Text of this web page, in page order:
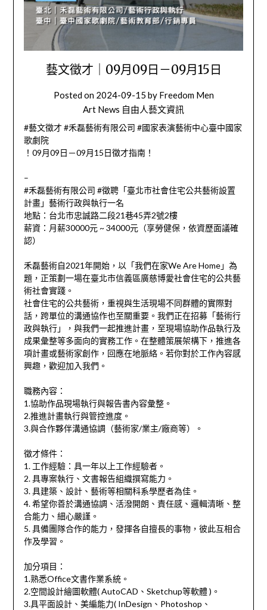
藝文徵才｜09月09日－09月15日
Posted on 2024-09-15 by Freedom Men
Art News 自由人藝文資訊
#藝文徵才 #禾磊藝術有限公司 #國家表演藝術中心臺中國家
歌劇院
！09月09日－09月15日徵才指南！
–
#禾磊藝術有限公司 #徵聘「臺北市社會住宅公共藝術設置
計畫」藝術行政與執行一名
地點：台北市忠誠路二段21巷45弄2號2樓
薪資：月薪30000元 ~ 34000元（享勞健保，依資歷面議確
認）
禾磊藝術自2021年開始，以「我們在家We Are Home」為
題，正策劃一場在臺北市信義區廣慈博愛社會住宅的公共藝
術社會實踐。
社會住宅的公共藝術，重視與生活現場不同群體的實際對
話，跨單位的溝通協作也至關重要。我們正在招募「藝術行
政與執行」，與我們一起推進計畫，至現場協助作品執行及
成果彙整等多面向的實務工作。在整體策展架構下，推進各
項計畫或藝術家創作，回應在地脈絡。若你對於工作內容感
興趣，歡迎加入我們。
職務內容：
1.協助作品現場執行與報告書內容彙整。
2.推進計畫執行與管控進度。
3.與合作夥伴溝通協調（藝術家/業主/廠商等）。
徵才條件：
1. 工作經驗：具一年以上工作經驗者。
2. 具專案執行、文書報告組織撰寫能力。
3. 具建築、設計、藝術等相關科系學歷者為佳。
4. 希望你善於溝通協調、活潑開朗、責任感、邏輯清晰、整
合能力、細心嚴謹。
5. 具備團隊合作的能力，發揮各自擅長的事物，彼此互相合
作及學習。
加分項目：
1.熟悉Office文書作業系統。
2.空間設計繪圖軟體( AutoCAD、Sketchup等軟體 )。
3.具平面設計、美編能力( InDesign、Photoshop、